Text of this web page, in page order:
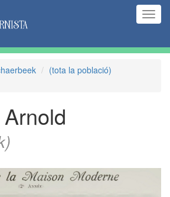
(tota la població)